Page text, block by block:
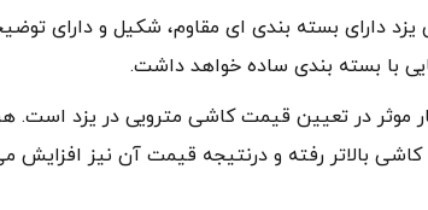
دارای بسته بندی ای مقاوم، شکیل و دارای
با بسته بندی ساده خواهد داشت.
موثر در تعیین قیمت کاشی مترویی در یزد است.
بالاتر رفته و درنتیجه قیمت آن نیز افزایش